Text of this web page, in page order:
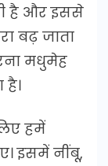
है और इससे
बढ़ जाता
मधुमेह
है।
हमें
इसमें नींबू,